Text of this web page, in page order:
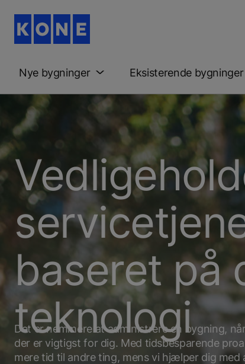
Nye bygninger Eksisterende bygninger
baseret på
teknologi
Det er nemmere at administrere en bygning,
der er vigtigst for dig. Med tidsbesparende
mere tid til andre ting, mens vi hjælper dig med